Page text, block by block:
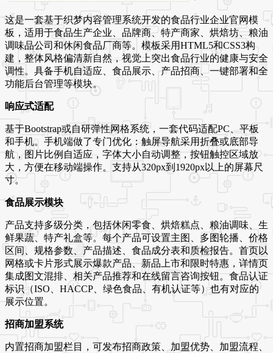
这是一套基于织梦内容管理系统开发的食品行业企业官网模
板，适用于食品生产企业、品牌商、特产商家、烘焙坊、粮油
调味品公司和休闲食品厂商等。模板采用HTML5和CSS3构
建，整体风格偏清新自然，视觉上突出食品行业的健康与安全
调性。具备手机自适应、食品展示、产品招商、一键部署和全
功能后台管理等模块。
响应式适配
基于Bootstrap或自研弹性网格系统，一套代码适配PC、平板
和手机。手机端做了专门优化：触屏导航采用折叠或底部导
航，图片比例自适应，字体大小自动调整，按钮触控区域放
大，方便在移动端操作。支持从320px到1920px以上的屏幕尺
寸。
食品展示模块
产品支持多级分类，包括休闲零食、烘焙糕点、粮油调味、生
鲜果蔬、特产礼盒等。每个产品可设置主图、多图轮播、价格
区间、规格参数、产品描述、食品成分表和质检报告。首页以
网格或卡片形式展示爆款产品、新品上市和限时特惠，详情页
集成图文混排、相关产品推荐和在线留言咨询按钮。食品认证
标识（ISO、HACCP、绿色食品、有机认证等）也有对应的
展示位置。
招商加盟系统
内置招商加盟栏目，可发布招商政策、加盟优势、加盟流程、